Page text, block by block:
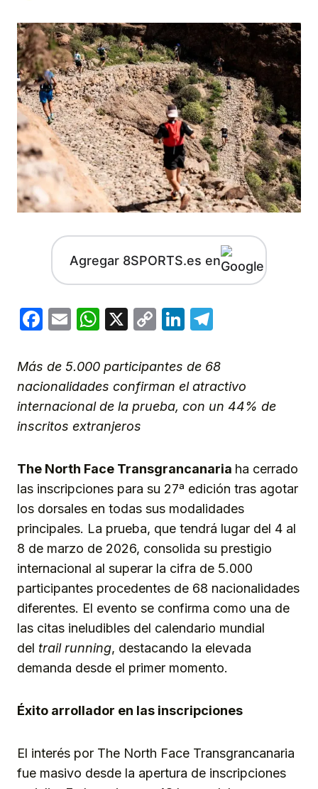
Agregar 8SPORTS.es en
Facebook
EmailWhatsApp
X
CopyLinkedIn
Más de 5.000 participantes de 68
nacionalidades confirman el atractivo
internacional de la prueba, con un 44% de
inscritos extranjeros
The North Face Transgrancanaria ha cerrado
las inscripciones para su 27ª edición tras agotar
los dorsales en todas sus modalidades
principales. La prueba, que tendrá lugar del 4 al
8 de marzo de 2026, consolida su prestigio
internacional al superar la cifra de 5.000
participantes procedentes de 68 nacionalidades
diferentes. El evento se confirma como una de
las citas ineludibles del calendario mundial
del trail running, destacando la elevada
demanda desde el primer momento.
Éxito arrollador en las inscripciones
El interés por The North Face Transgrancanaria
fue masivo desde la apertura de inscripciones